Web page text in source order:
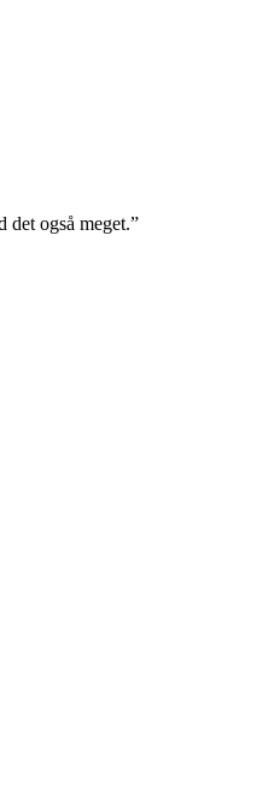
også meget.”